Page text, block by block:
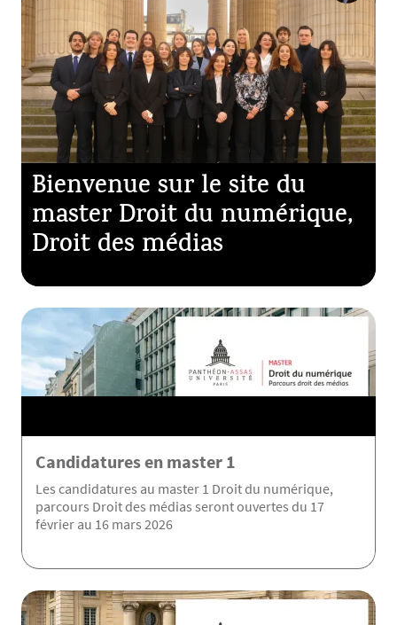
Bienvenue sur le site du
master Droit du numérique,
Droit des médias
Candidatures en master 1
Les candidatures au master 1 Droit du numérique,
parcours Droit des médias seront ouvertes du 17
février au 16 mars 2026